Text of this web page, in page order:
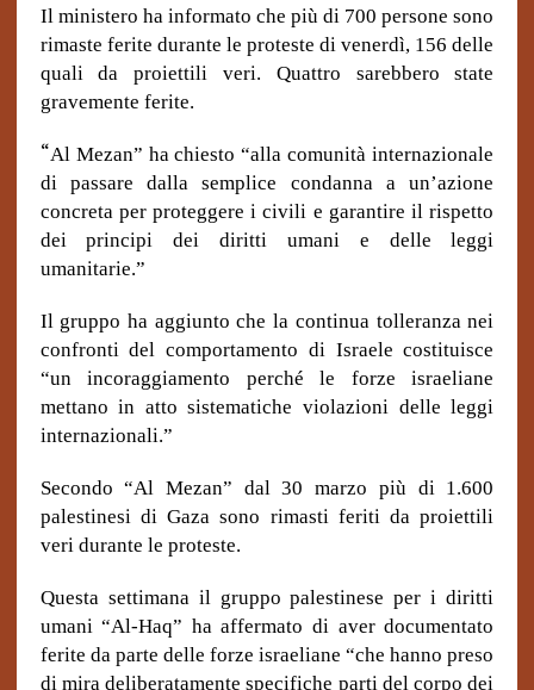
Il ministero ha informato che più di 700 persone sono
rimaste ferite durante le proteste di venerdì, 156 delle
quali da proiettili veri. Quattro sarebbero state
gravemente ferite.
“Al Mezan” ha chiesto “alla comunità internazionale
di passare dalla semplice condanna a un’azione
concreta per proteggere i civili e garantire il rispetto
dei principi dei diritti umani e delle leggi
umanitarie.”
Il gruppo ha aggiunto che la continua tolleranza nei
confronti del comportamento di Israele costituisce
“un incoraggiamento perché le forze israeliane
mettano in atto sistematiche violazioni delle leggi
internazionali.”
Secondo “Al Mezan” dal 30 marzo più di 1.600
palestinesi di Gaza sono rimasti feriti da proiettili
veri durante le proteste.
Questa settimana il gruppo palestinese per i diritti
umani “Al-Haq” ha affermato di aver documentato
ferite da parte delle forze israeliane “che hanno preso
di mira deliberatamente specifiche parti del corpo dei